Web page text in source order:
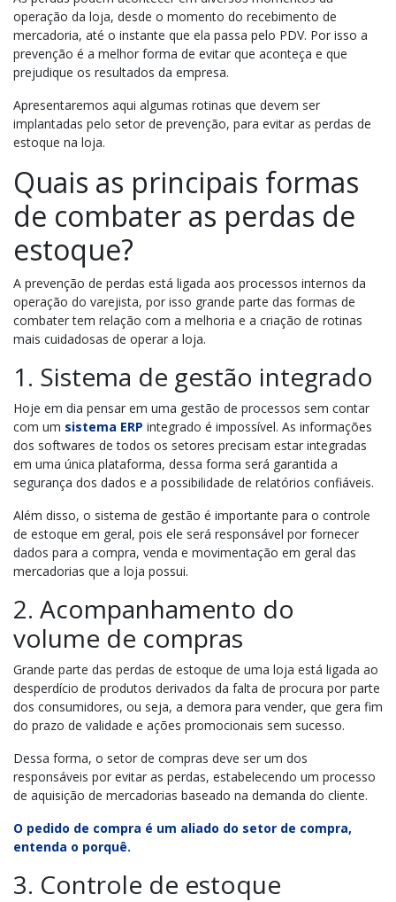
operação da loja, desde o momento do recebimento de
mercadoria, até o instante que ela passa pelo PDV. Por isso a
prevenção é a melhor forma de evitar que aconteça e que
prejudique os resultados da empresa.
Apresentaremos aqui algumas rotinas que devem ser
implantadas pelo setor de prevenção, para evitar as perdas de
estoque na loja.
Quais as principais formas
de combater as perdas de
estoque?
A prevenção de perdas está ligada aos processos internos da
operação do varejista, por isso grande parte das formas de
combater tem relação com a melhoria e a criação de rotinas
mais cuidadosas de operar a loja.
1. Sistema de gestão integrado
Hoje em dia pensar em uma gestão de processos sem contar
com um sistema ERP integrado é impossível. As informações
dos softwares de todos os setores precisam estar integradas
em uma única plataforma, dessa forma será garantida a
segurança dos dados e a possibilidade de relatórios confiáveis.
Além disso, o sistema de gestão é importante para o controle
de estoque em geral, pois ele será responsável por fornecer
dados para a compra, venda e movimentação em geral das
mercadorias que a loja possui.
2. Acompanhamento do
volume de compras
Grande parte das perdas de estoque de uma loja está ligada ao
desperdício de produtos derivados da falta de procura por parte
dos consumidores, ou seja, a demora para vender, que gera fim
do prazo de validade e ações promocionais sem sucesso.
Dessa forma, o setor de compras deve ser um dos
responsáveis por evitar as perdas, estabelecendo um processo
de aquisição de mercadorias baseado na demanda do cliente.
O pedido de compra é um aliado do setor de compra,
entenda o porquê.
3. Controle de estoque